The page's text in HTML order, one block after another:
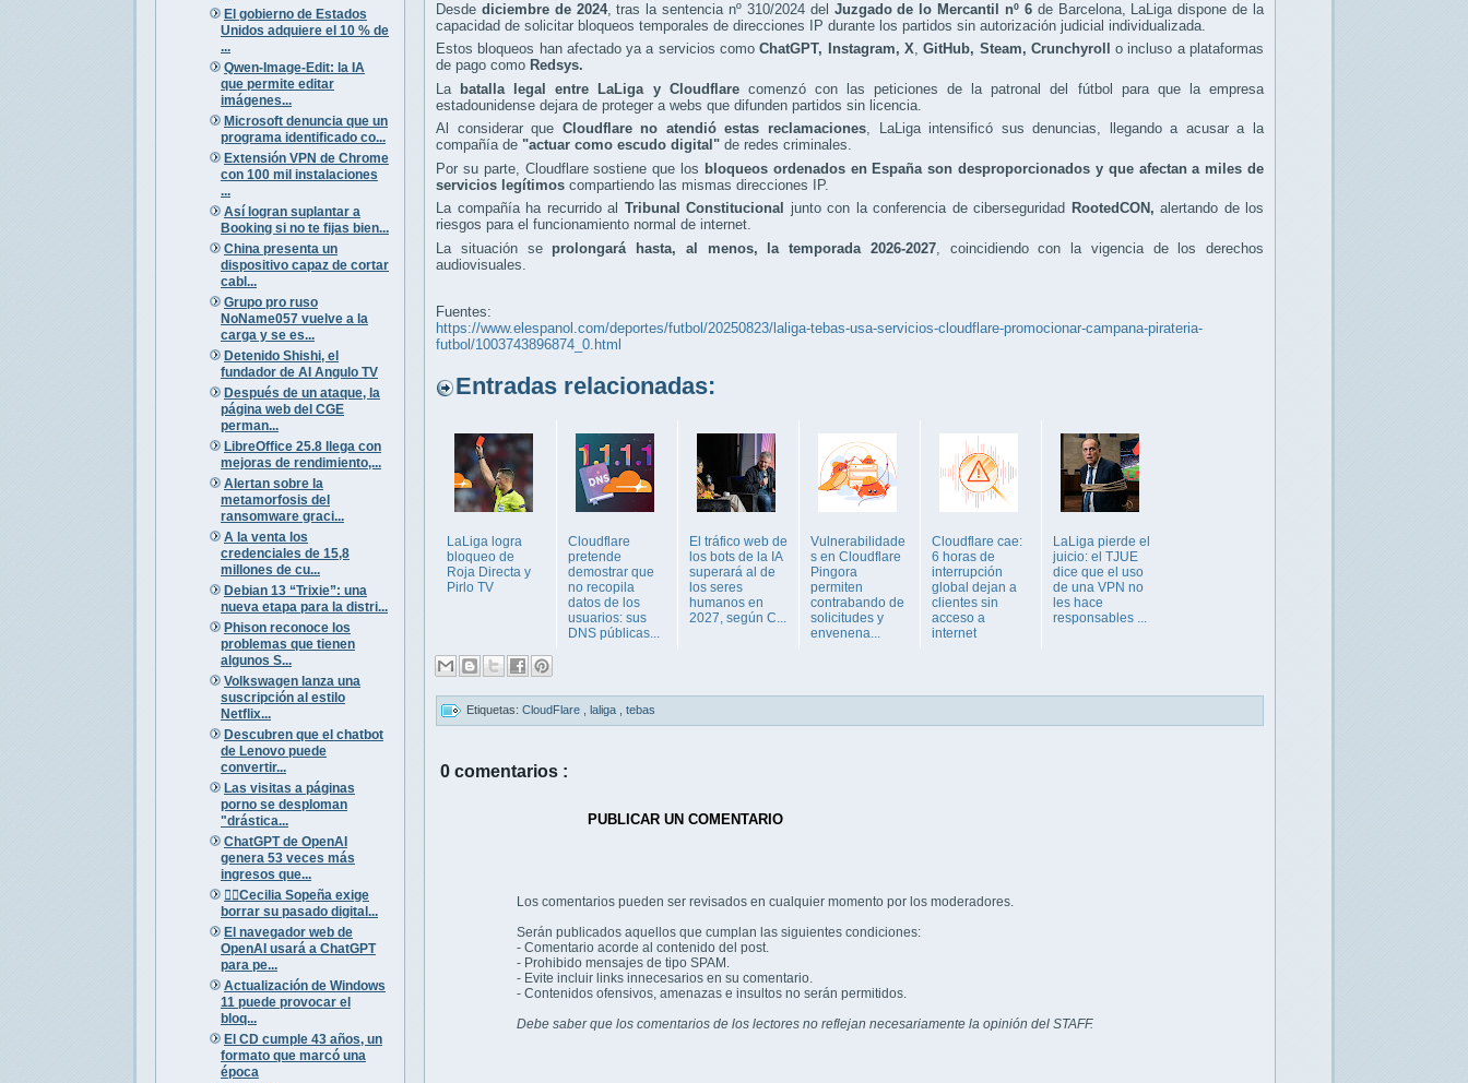
El gobierno de Estados
Unidos adquiere el 10 % de
...
Qwen-Image-Edit: la IA
que permite editar
imágenes...
Microsoft denuncia que un
programa identificado co...
Extensión VPN de Chrome
con 100 mil instalaciones
...
Así logran suplantar a
Booking si no te fijas bien...
China presenta un
dispositivo capaz de cortar
cabl...
Grupo pro ruso
NoName057 vuelve a la
carga y se es...
Detenido Shishi, el
fundador de AI Angulo TV
Después de un ataque, la
página web del CGE
perman...
LibreOffice 25.8 llega con
mejoras de rendimiento,...
Alertan sobre la
metamorfosis del
ransomware graci...
A la venta los
credenciales de 15,8
millones de cu...
Debian 13 “Trixie”: una
nueva etapa para la distri...
Phison reconoce los
problemas que tienen
algunos S...
Volkswagen lanza una
suscripción al estilo
Netflix...
Descubren que el chatbot
de Lenovo puede
convertir...
Las visitas a páginas
porno se desploman
"drástica...
ChatGPT de OpenAI
genera 53 veces más
ingresos que...
🚴‍♀️Cecilia Sopeña exige
borrar su pasado digital...
El navegador web de
OpenAI usará a ChatGPT
para pe...
Actualización de Windows
11 puede provocar el
bloq...
El CD cumple 43 años, un
formato que marcó una
época
Desde diciembre de 2024, tras la sentencia nº 310/2024 del Juzgado de lo Mercantil nº 6de Barcelona, LaLiga dispone de la
capacidad de solicitar bloqueos temporales de direcciones IP durante los partidos sin autorización judicial individualizada.
Estos bloqueos han afectado ya a servicios comoChatGPT, Instagram, X,GitHub, Steam, Crunchyroll
o incluso a plataformas
de pago como Redsys.
La
batalla legal entre LaLiga y Cloudflarecomenzó con las peticiones de la patronal del fútbol para que la empresa
estadounidense dejara de proteger a webs que difunden partidos sin licencia.
Al considerar que Cloudflare no atendió estas reclamaciones, LaLiga intensificó sus denuncias, llegando a acusar a la
compañía de "actuar como escudo digital" de redes criminales.
Por su parte, Cloudflare sostiene que los bloqueos ordenados en España son desproporcionados y que afectan a miles de
servicios legítimos compartiendo las mismas direcciones IP.
La compañía ha recurrido al Tribunal Constitucional junto con la conferencia de ciberseguridad RootedCON, alertando de los
riesgos para el funcionamiento normal de internet.
La situación se prolongará hasta, al menos, la temporada 2026-2027, coincidiendo con la vigencia de los derechos
audiovisuales.
Fuentes:
https://www.elespanol.com/deportes/futbol/20250823/laliga-tebas-usa-servicios-cloudflare-promocionar-campana-pirateria-
futbol/1003743896874_0.html
Entradas relacionadas:
LaLiga logra
bloqueo de
Roja Directa y
Pirlo TV
Cloudflare
pretende
demostrar que
no recopila
datos de los
usuarios: sus
DNS públicas...
El tráfico web de
los bots de la IA
superará al de
los seres
humanos en
2027, según C...
Vulnerabilidade
s en Cloudflare
Pingora
permiten
contrabando de
solicitudes y
envenena...
Cloudflare cae:
6 horas de
interrupción
global dejan a
clientes sin
acceso a
internet
LaLiga pierde el
juicio: el TJUE
dice que el uso
de una VPN no
les hace
responsables ...
Etiquetas: CloudFlare laliga tebas
0 comentarios :
PUBLICAR UN COMENTARIO
Los comentarios pueden ser revisados en cualquier momento por los moderadores.
Serán publicados aquellos que cumplan las siguientes condiciones:
- Comentario acorde al contenido del post.
- Prohibido mensajes de tipo SPAM.
- Evite incluir links innecesarios en su comentario.
- Contenidos ofensivos, amenazas e insultos no serán permitidos.
Debe saber que los comentarios de los lectores no reflejan necesariamente la opinión del STAFF.